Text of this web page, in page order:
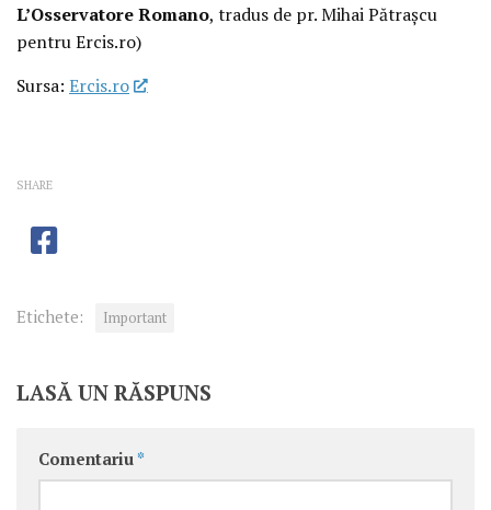
L’Osservatore Romano, tradus de pr. Mihai Pătrașcu
pentru Ercis.ro)
Sursa: Ercis.ro
SHARE
Etichete: Important
LASĂ UN RĂSPUNS
Comentariu *